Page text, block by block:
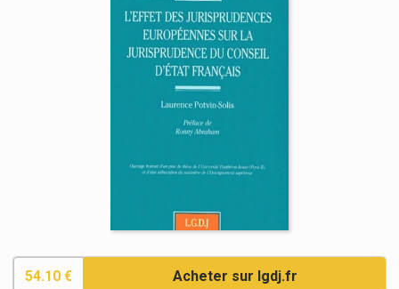
54.10 € Acheter sur lgdj.fr